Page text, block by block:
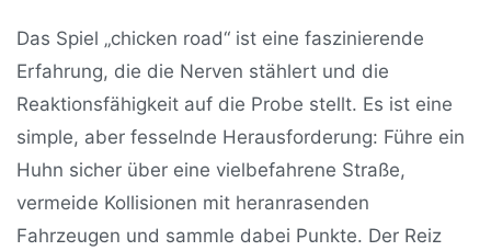
Das Spiel „chicken road“ ist eine faszinierende
Erfahrung, die die Nerven stählert und die
Reaktionsfähigkeit auf die Probe stellt. Es ist eine
simple, aber fesselnde Herausforderung: Führe ein
Huhn sicher über eine vielbefahrene Straße,
vermeide Kollisionen mit heranrasenden
Fahrzeugen und sammle dabei Punkte. Der Reiz